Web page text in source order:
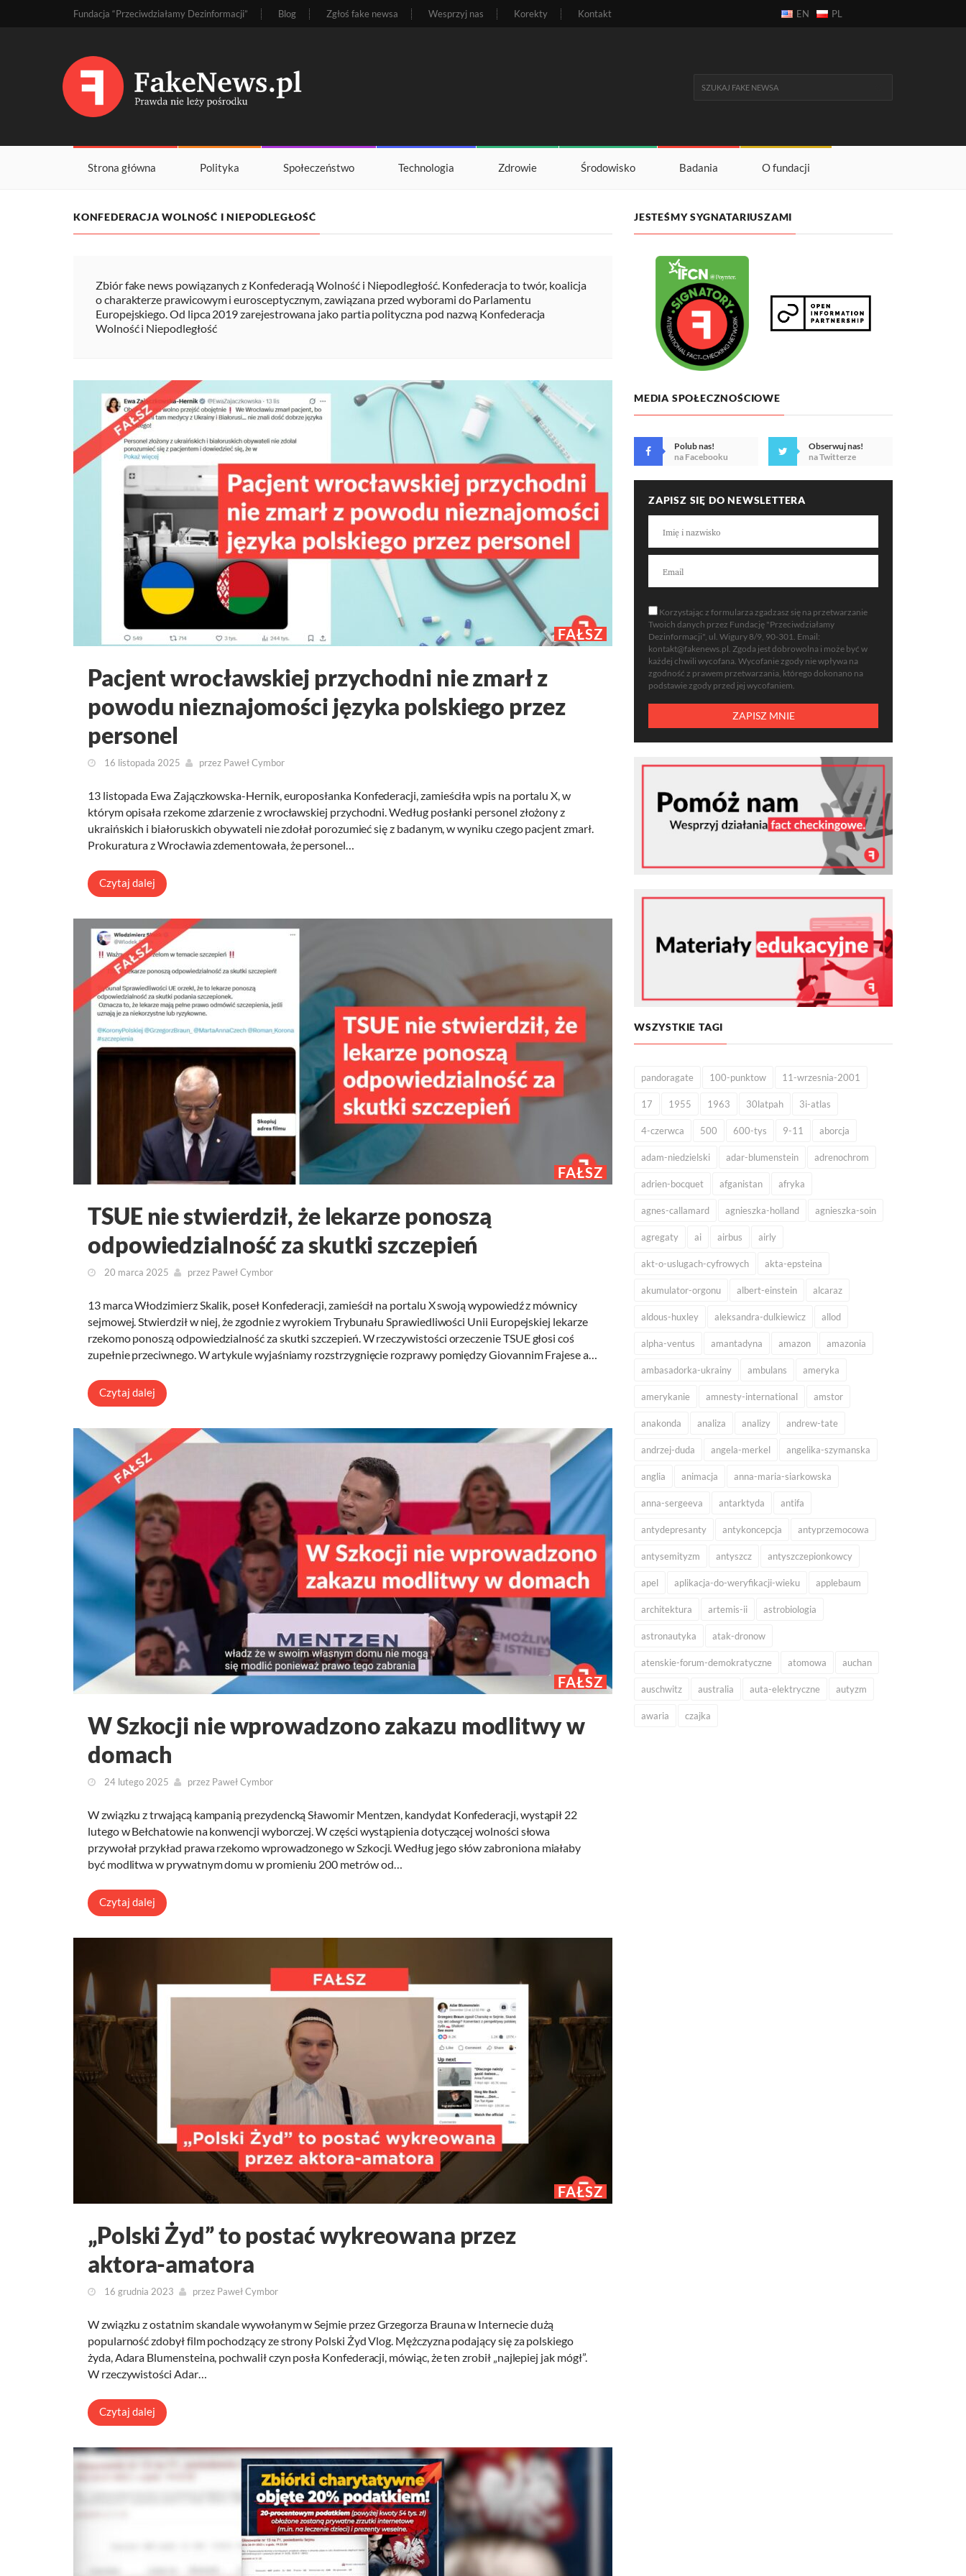
Fundacja “Przeciwdziałamy Dezinformacji” Blog Zgłoś fake newsa Wesprzyj nas Korekty Kontakt EN PL
Strona główna Polityka Społeczeństwo Technologia Zdrowie Środowisko Badania O fundacji
KONFEDERACJA WOLNOŚĆ I NIEPODLEGŁOŚĆ
Zbiór fake news powiązanych z Konfederacją Wolność i Niepodległość. Konfederacja to twór, koalicja
o charakterze prawicowym i eurosceptycznym, zawiązana przed wyborami do Parlamentu
Europejskiego. Od lipca 2019 zarejestrowana jako partia polityczna pod nazwą Konfederacja
Wolność i Niepodległość
FAŁSZ
Pacjent wrocławskiej przychodni nie zmarł z
powodu nieznajomości języka polskiego przez
personel
16 listopada 2025 przez Paweł Cymbor
13 listopada Ewa Zajączkowska-Hernik, europosłanka Konfederacji, zamieściła wpis na portalu X, w
którym opisała rzekome zdarzenie z wrocławskiej przychodni. Według posłanki personel złożony z
ukraińskich i białoruskich obywateli nie zdołał porozumieć się z badanym, w wyniku czego pacjent zmarł.
Prokuratura z Wrocławia zdementowała, że personel…
Czytaj dalej
FAŁSZ
TSUE nie stwierdził, że lekarze ponoszą
odpowiedzialność za skutki szczepień
20 marca 2025 przez Paweł Cymbor
13 marca Włodzimierz Skalik, poseł Konfederacji, zamieścił na portalu X swoją wypowiedź z mównicy
sejmowej. Stwierdził w niej, że zgodnie z wyrokiem Trybunału Sprawiedliwości Unii Europejskiej lekarze
rzekomo ponoszą odpowiedzialność za skutki szczepień. W rzeczywistości orzeczenie TSUE głosi coś
zupełnie przeciwnego. W artykule wyjaśniamy rozstrzygnięcie rozprawy pomiędzy Giovannim Frajese a…
Czytaj dalej
FAŁSZ
W Szkocji nie wprowadzono zakazu modlitwy w
domach
24 lutego 2025 przez Paweł Cymbor
W związku z trwającą kampanią prezydencką Sławomir Mentzen, kandydat Konfederacji, wystąpił 22
lutego w Bełchatowie na konwencji wyborczej. W części wystąpienia dotyczącej wolności słowa
przywołał przykład prawa rzekomo wprowadzonego w Szkocji. Według jego słów zabroniona miałaby
być modlitwa w prywatnym domu w promieniu 200 metrów od…
Czytaj dalej
FAŁSZ
„Polski Żyd” to postać wykreowana przez
aktora-amatora
16 grudnia 2023 przez Paweł Cymbor
W związku z ostatnim skandale wywołanym w Sejmie przez Grzegorza Brauna w Internecie dużą
popularność zdobył film pochodzący ze strony Polski Żyd Vlog. Mężczyzna podający się za polskiego
żyda, Adara Blumensteina, pochwalił czyn posła Konfederacji, mówiąc, że ten zrobił „najlepiej jak mógł”.
W rzeczywistości Adar…
Czytaj dalej
JESTEŚMY SYGNATARIUSZAMI
MEDIA SPOŁECZNOŚCIOWE
Polub nas!
na Facebooku
Obserwuj nas!
na Twitterze
ZAPISZ SIĘ DO NEWSLETTERA
Korzystając z formularza zgadzasz się na przetwarzanie
Twoich danych przez Fundację "Przeciwdziałamy
Dezinformacji", ul. Wigury 8/9, 90-301. Email:
kontakt@fakenews.pl. Zgoda jest dobrowolna i może być w
każdej chwili wycofana. Wycofanie zgody nie wpływa na
zgodność z prawem przetwarzania, którego dokonano na
podstawie zgody przed jej wycofaniem.
WSZYSTKIE TAGI
pandoragate 100-punktow 11-wrzesnia-2001
17 1955 1963 30latpah 3i-atlas
4-czerwca 500 600-tys 9-11 aborcja
adam-niedzielski adar-blumenstein adrenochrom
adrien-bocquet afganistan afryka
agnes-callamard agnieszka-holland agnieszka-soin
agregaty ai airbus airly
akt-o-uslugach-cyfrowych akta-epsteina
akumulator-orgonu albert-einstein alcaraz
aldous-huxley aleksandra-dulkiewicz allod
alpha-ventus amantadyna amazon amazonia
ambasadorka-ukrainy ambulans ameryka
amerykanie amnesty-international amstor
anakonda analiza analizy andrew-tate
andrzej-duda angela-merkel angelika-szymanska
anglia animacja anna-maria-siarkowska
anna-sergeeva antarktyda antifa
antydepresanty antykoncepcja antyprzemocowa
antysemityzm antyszcz antyszczepionkowcy
apel aplikacja-do-weryfikacji-wieku applebaum
architektura artemis-ii astrobiologia
astronautyka atak-dronow
atenskie-forum-demokratyczne atomowa auchan
auschwitz australia auta-elektryczne autyzm
awaria czajka